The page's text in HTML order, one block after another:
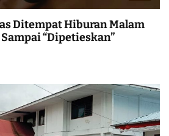
Ditempat Hiburan Malam
“Dipetieskan”